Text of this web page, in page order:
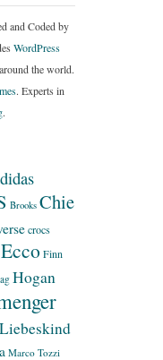
and Coded by
WordPress
around the world.
. Experts in
.
Brooks Chie
crocs
EccoFinn
Hogan
Liebeskind
Marco Tozzi